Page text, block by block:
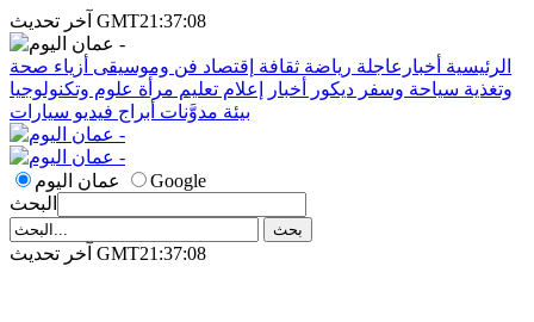
آخر تحديث GMT21:37:08
الرئيسية أخبارعاجلة رياضة ثقافة إقتصاد فن وموسيقى أزياء صحة
وتغذية سياحة وسفر ديكور أخبار إعلام تعليم مرأة علوم وتكنولوجيا
بيئة مدوَّنات أبراج فيديو سيارات
عمان اليوم
Google
البحث
آخر تحديث GMT21:37:08